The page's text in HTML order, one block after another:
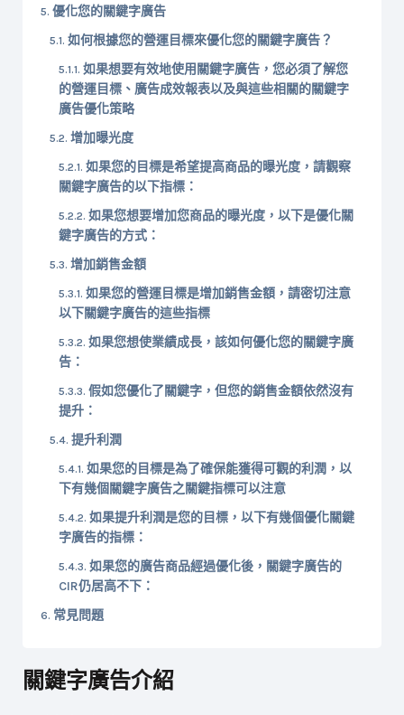
優化您的關鍵字廣告
如何根據您的營運目標來優化您的關鍵字廣告？
如果想要有效地使用關鍵字廣告，您必須了解您
的營運目標、廣告成效報表以及與這些相關的關鍵字
廣告優化策略
增加曝光度
如果您的目標是希望提高商品的曝光度，請觀察
關鍵字廣告的以下指標：
如果您想要增加您商品的曝光度，以下是優化關
鍵字廣告的方式：
增加銷售金額
如果您的營運目標是增加銷售金額，請密切注意
以下關鍵字廣告的這些指標
如果您想使業績成長，該如何優化您的關鍵字廣
告：
假如您優化了關鍵字，但您的銷售金額依然沒有
提升：
提升利潤
如果您的目標是為了確保能獲得可觀的利潤，以
下有幾個關鍵字廣告之關鍵指標可以注意
如果提升利潤是您的目標，以下有幾個優化關鍵
字廣告的指標：
如果您的廣告商品經過優化後，關鍵字廣告的
CIR仍居高不下：
常見問題
關鍵字廣告介紹